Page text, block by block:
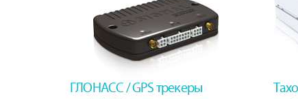
ГЛОНАСС / GPS трекеры